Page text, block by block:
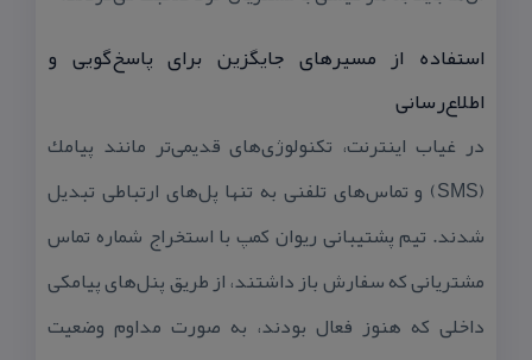
استفاده از مسیرهای جایگزین برای پاسخ‌گویی و
اطلاع‌رسانی
در غیاب اینترنت، تكنولوژی‌های قدیمی‌تر مانند پیامك
(SMS) و تماس‌های تلفنی به تنها پل‌های ارتباطی تبدیل
شدند. تیم پشتیبانی ریوان كمپ با استخراج شماره تماس
مشتریانی كه سفارش باز داشتند، از طریق پنل‌های پیامكی
داخلی كه هنوز فعال بودند، به صورت مداوم وضعیت